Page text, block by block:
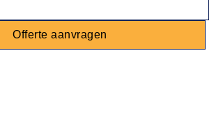
Offerte aanvragen